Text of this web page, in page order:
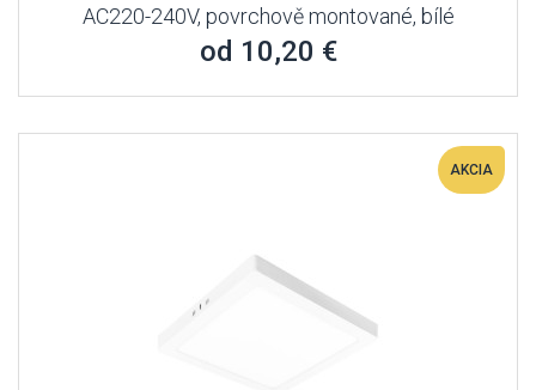
AC220-240V, povrchově montované, bílé
od 10,20 €
AKCIA